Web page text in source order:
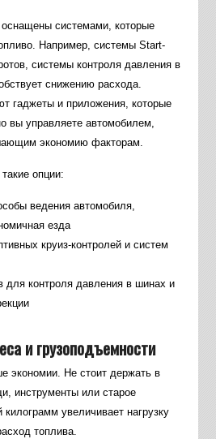
системами, которые
Например, системы Start-
системы контроля давления в
снижению расхода.
гаджеты и приложения, которые
вы управляете автомобилем,
экономию факторам.
опции:
ведения автомобиля,
езда
круиз-контролей и систем
для контроля давления в шинах и
и грузоподъемности
экономии. Не стоит держать в
инструменты или старое
увеличивает нагрузку
топлива.